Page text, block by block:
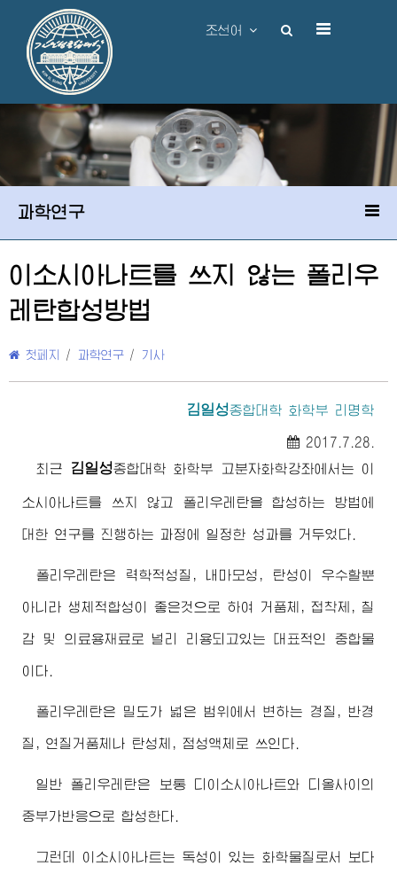
조선어
과학연구
이소시아나트를 쓰지 않는 폴리우
레탄합성방법
첫페지 / 과학연구 / 기사
김일성종합대학 화학부 리명학
2017.7.28.
최근 김일성종합대학 화학부 고분자화학강좌에서는 이
소시아나트를 쓰지 않고 폴리우레탄을 합성하는 방법에
대한 연구를 진행하는 과정에 일정한 성과를 거두었다.
폴리우레탄은 력학적성질, 내마모성, 탄성이 우수할뿐
아니라 생체적합성이 좋은것으로 하여 거품체, 접착제, 칠
감 및 의료용재료로 널리 리용되고있는 대표적인 중합물
이다.
폴리우레탄은 밀도가 넓은 범위에서 변하는 경질, 반경
질, 연질거품체나 탄성체, 점성액체로 쓰인다.
일반 폴리우레탄은 보통 디이소시아나트와 디올사이의
중부가반응으로 합성한다.
그런데 이소시아나트는 독성이 있는 화학물질로서 보다